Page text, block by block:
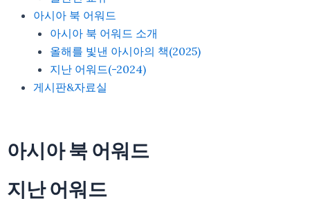
아시아 북 어워드
아시아 북 어워드 소개
올해를 빛낸 아시아의 책(2025)
지난 어워드(-2024)
게시판&자료실
아시아 북 어워드
지난 어워드